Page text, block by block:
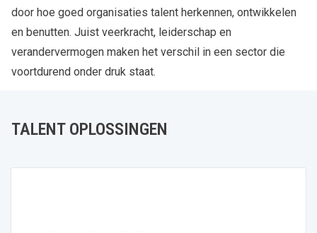
door hoe goed organisaties talent herkennen, ontwikkelen
en benutten. Juist veerkracht, leiderschap en
verandervermogen maken het verschil in een sector die
voortdurend onder druk staat.
TALENT OPLOSSINGEN